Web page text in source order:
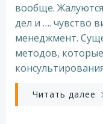
вообще.
дел и …. чувство
менеджмент.
методов,
Читать далее